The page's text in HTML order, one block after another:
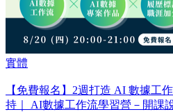
實體
【免費報名】2週打造 AI 數據工
持｜ AI數據工作流學習營－開課